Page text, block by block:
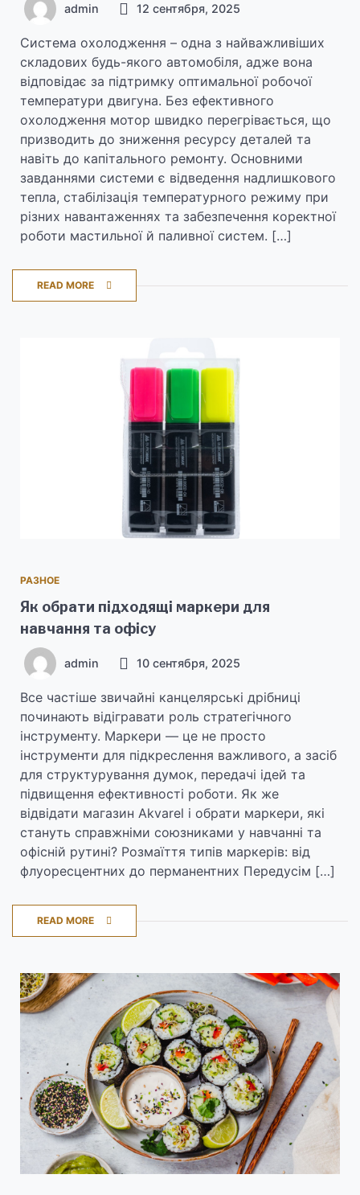
admin 12 сентября, 2025
Система охолодження – одна з найважливіших
складових будь-якого автомобіля, адже вона
відповідає за підтримку оптимальної робочої
температури двигуна. Без ефективного
охолодження мотор швидко перегрівається, що
призводить до зниження ресурсу деталей та
навіть до капітального ремонту. Основними
завданнями системи є відведення надлишкового
тепла, стабілізація температурного режиму при
різних навантаженнях та забезпечення коректної
роботи мастильної й паливної систем. […]
READ MORE
РАЗНОЕ
Як обрати підходящі маркери для
навчання та офісу
admin 10 сентября, 2025
Все частіше звичайні канцелярські дрібниці
починають відігравати роль стратегічного
інструменту. Маркери — це не просто
інструменти для підкреслення важливого, а засіб
для структурування думок, передачі ідей та
підвищення ефективності роботи. Як же
відвідати магазин Akvarel і обрати маркери, які
стануть справжніми союзниками у навчанні та
офісній рутині? Розмаїття типів маркерів: від
флуоресцентних до перманентних Передусім […]
READ MORE